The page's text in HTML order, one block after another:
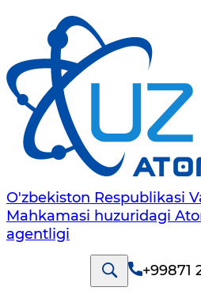
O'zbekiston Respublikasi
Mahkamasi huzuridagi
agentligi
+99871